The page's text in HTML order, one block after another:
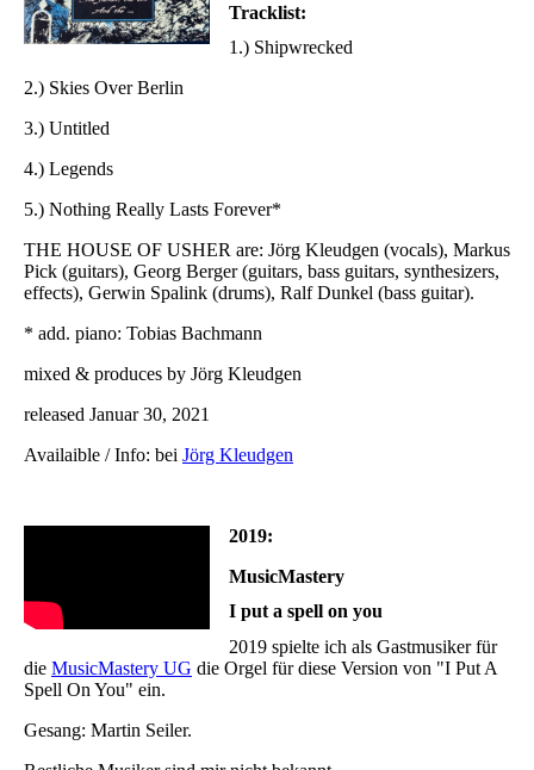
Tracklist:
1.) Shipwrecked
2.) Skies Over Berlin
3.) Untitled
4.) Legends
5.) Nothing Really Lasts Forever*
THE HOUSE OF USHER are: Jörg Kleudgen (vocals), Markus
Pick (guitars), Georg Berger (guitars, bass guitars, synthesizers,
effects), Gerwin Spalink (drums), Ralf Dunkel (bass guitar).
* add. piano: Tobias Bachmann
mixed & produces by Jörg Kleudgen
released Januar 30, 2021
Availaible / Info: bei Jörg Kleudgen
2019:
MusicMastery
I put a spell on you
2019 spielte ich als Gastmusiker für
die MusicMastery UG die Orgel für diese Version von "I Put A
Spell On You" ein.
Gesang: Martin Seiler.